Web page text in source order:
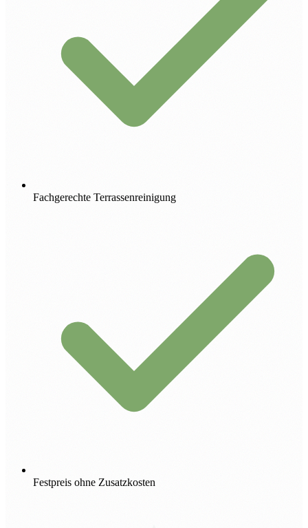
Fachgerechte Terrassenreinigung
Festpreis ohne Zusatzkosten